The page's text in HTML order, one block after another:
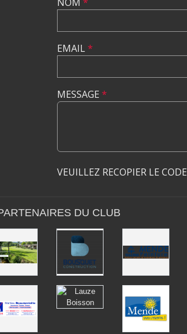
EMAIL*
MESSAGE *
VEUILLEZ RECOPIER LE CODE
DU CLUB